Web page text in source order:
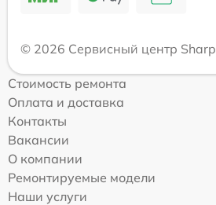
© 2026 Сервисный центр Sharp
Стоимость ремонта
Оплата и доставка
Контакты
Вакансии
О компании
Ремонтируемые модели
Наши услуги